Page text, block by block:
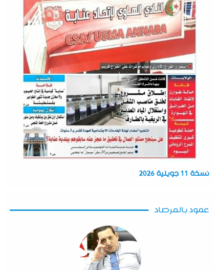
نسخة 11 جويلية 2026
عمود بالمرصاد